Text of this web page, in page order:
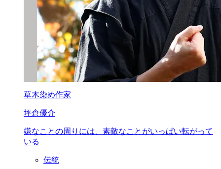
草木染め作家
坪倉優介
嫌なことの周りには、 素敵なことがいっぱい転がって
いる
伝統